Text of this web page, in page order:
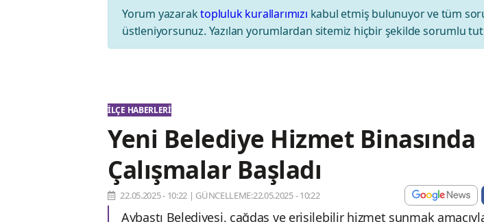
Yorum yazaraktopluluk kurallarımızı kabul etmiş bulunuyor ve tüm
üstleniyorsunuz. Yazılan yorumlardan sitemiz hiçbir şekilde sorumlu
İLÇE HABERLERI
Yeni Belediye Hizmet Binasında
Çalışmalar Başladı
22.05.2025 - 10:22 | GÜNCELLEME:22.05.2025 - 10:22
Aybastı Belediyesi, çağdaş ve erişilebilir hizmet sunmak